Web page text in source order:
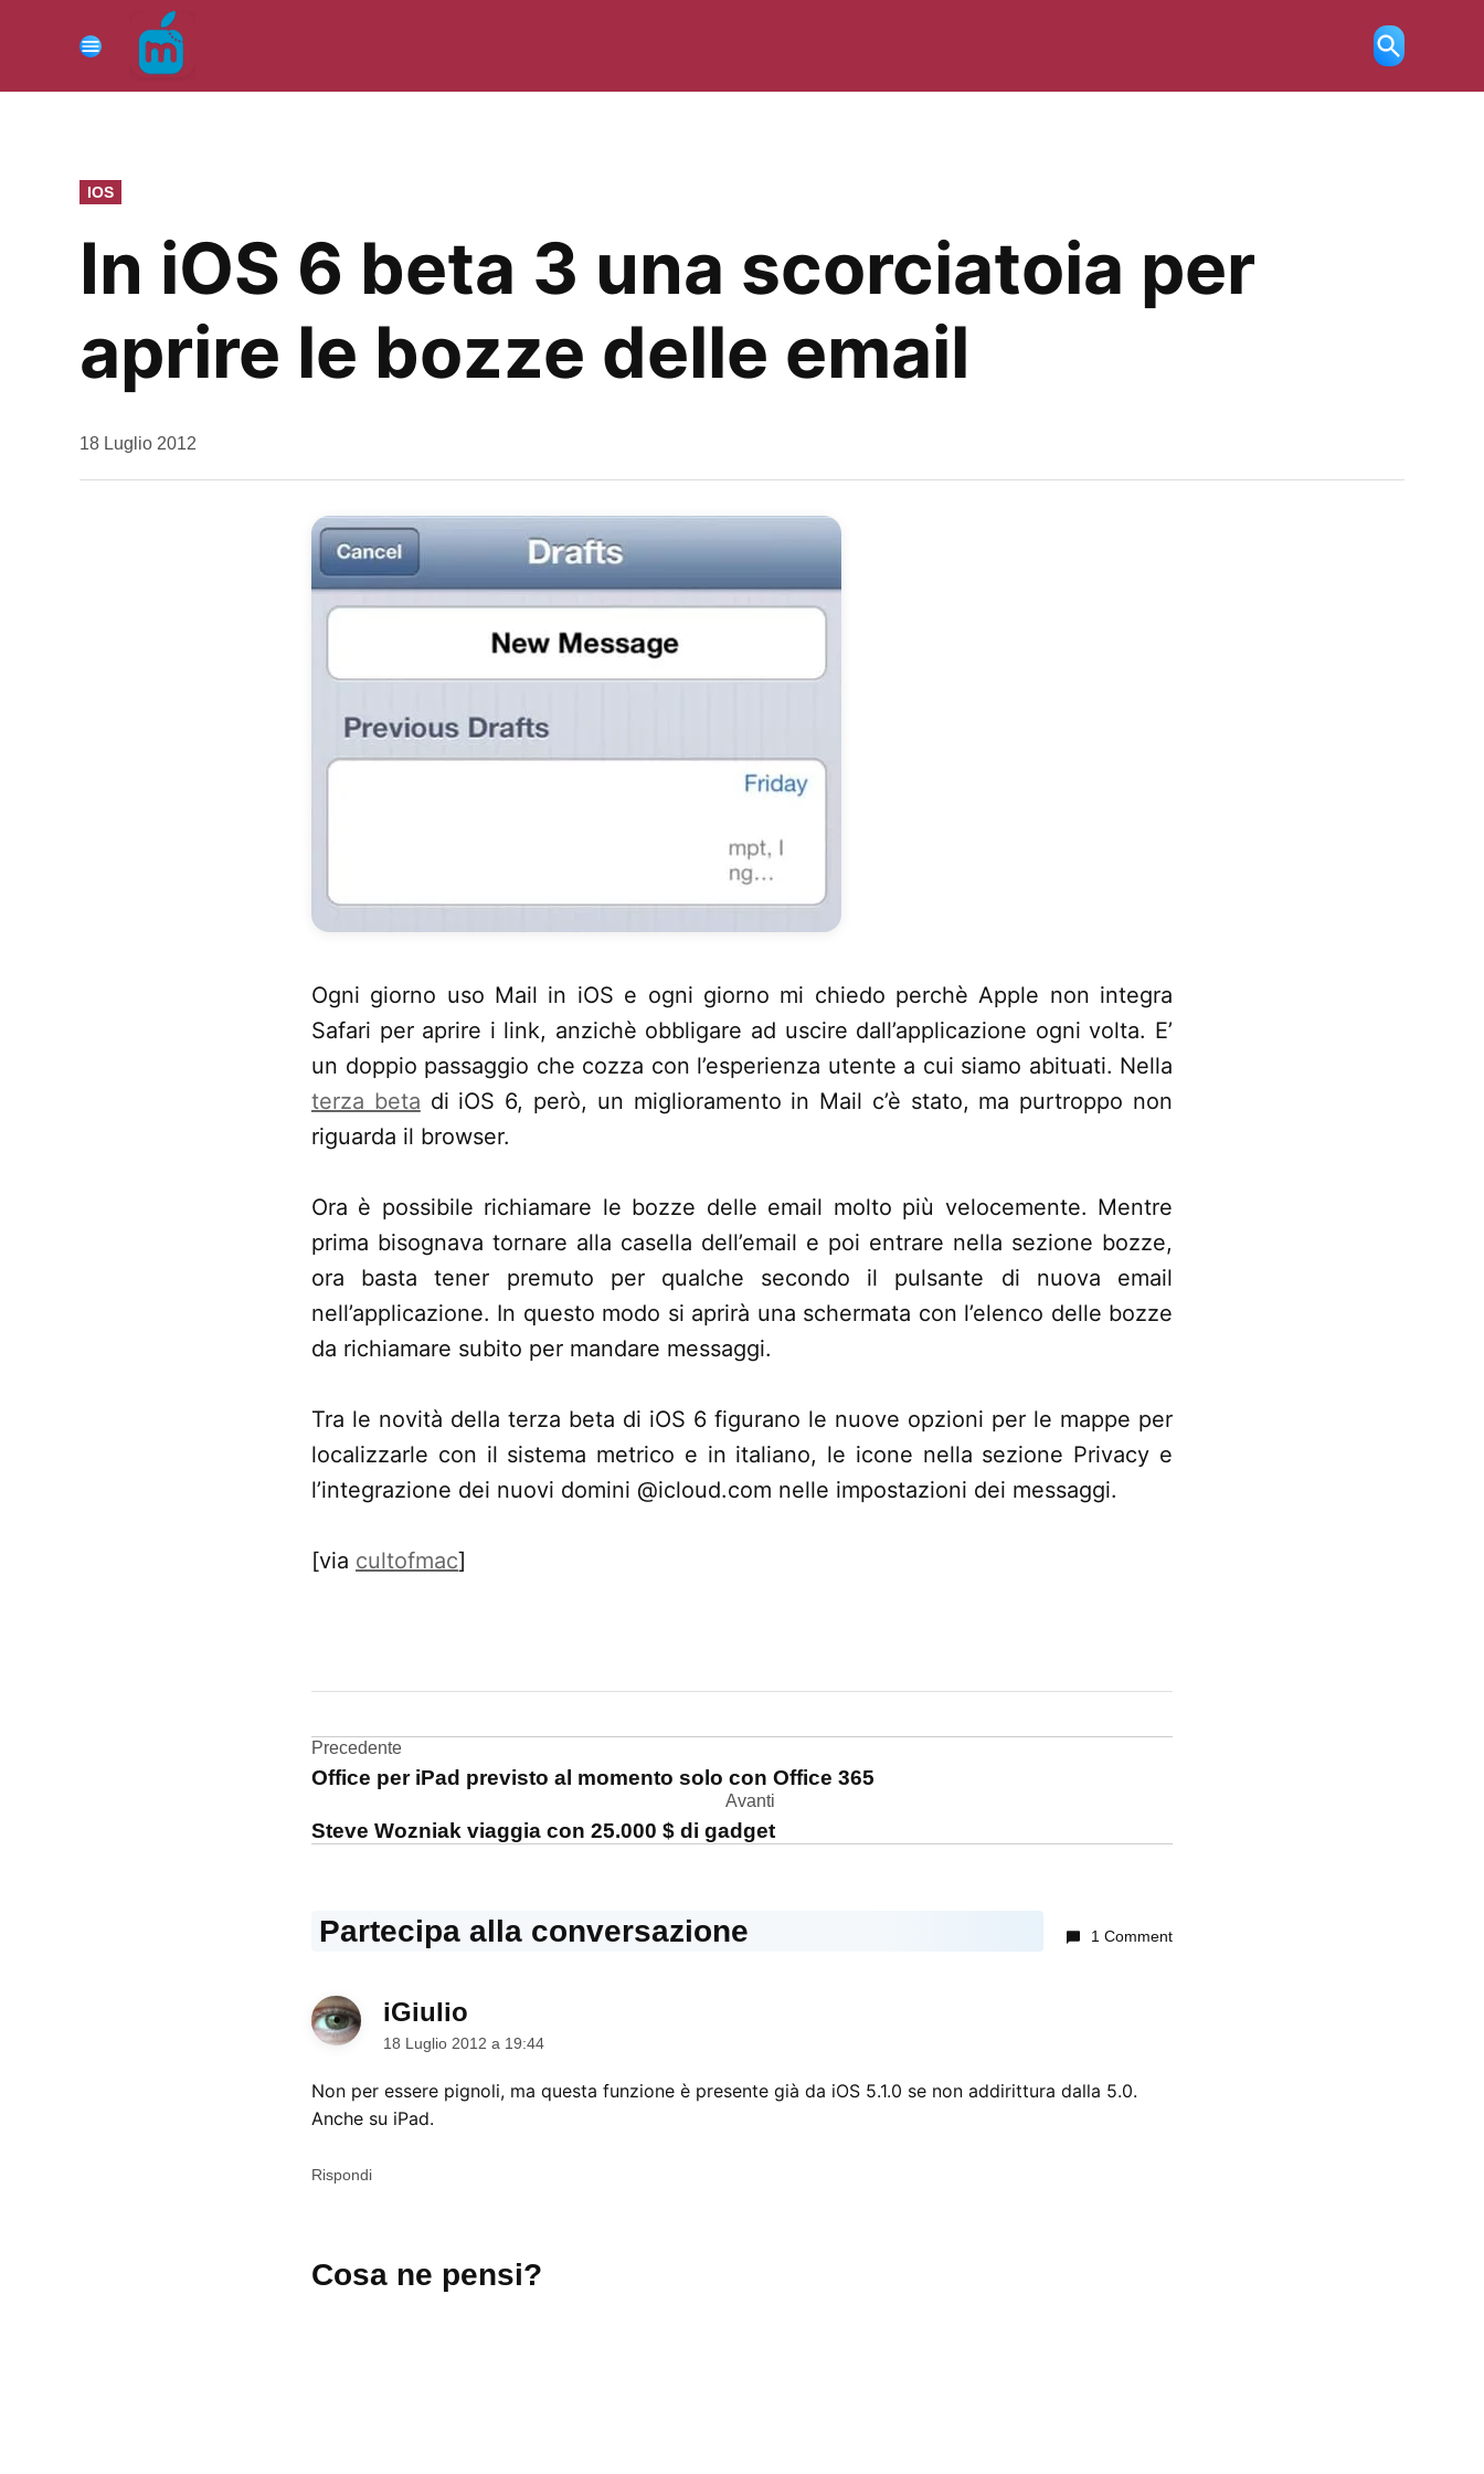
contenuto
Menu
Ricerca
aperta
PUBBLICATO
IN
IOS
In iOS 6 beta 3 una scorciatoia per
aprire le bozze delle email
da
18 Luglio 2012
Ogni giorno uso Mail in iOS e ogni giorno mi chiedo perchè Apple non integra
Safari per aprire i link, anzichè obbligare ad uscire dall’applicazione ogni volta. E’
un doppio passaggio che cozza con l’esperienza utente a cui siamo abituati. Nella
terza beta di iOS 6, però, un miglioramento in Mail c’è stato, ma purtroppo non
riguarda il browser.
Ora è possibile richiamare le bozze delle email molto più velocemente. Mentre
prima bisognava tornare alla casella dell’email e poi entrare nella sezione bozze,
ora basta tener premuto per qualche secondo il pulsante di nuova email
nell’applicazione. In questo modo si aprirà una schermata con l’elenco delle bozze
da richiamare subito per mandare messaggi.
Tra le novità della terza beta di iOS 6 figurano le nuove opzioni per le mappe per
localizzarle con il sistema metrico e in italiano, le icone nella sezione Privacy e
l’integrazione dei nuovi domini @icloud.com nelle impostazioni dei messaggi.
[via cultofmac]
6
Mail
Navigazione
Precedente
Office per iPad previsto al momento solo con Office 365
Avanti
Steve Wozniak viaggia con 25.000 $ di gadget
Partecipa alla conversazione 1 Comment
iGiulio
18 Luglio 2012 a 19:44
Non per essere pignoli, ma questa funzione è presente già da iOS 5.1.0 se non addirittura dalla 5.0.
Anche su iPad.
Rispondi
un
Cosa ne pensi?